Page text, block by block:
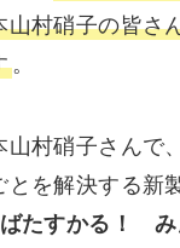
山村硝子の皆さ
。
山村硝子さんで
とを解決する新
たすかる！ み